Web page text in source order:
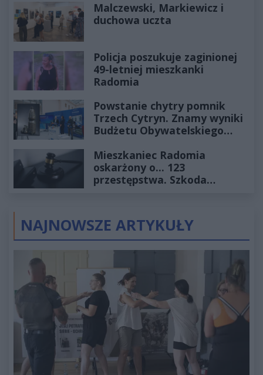
Malczewski, Markiewicz i
duchowa uczta
Policja poszukuje zaginionej
49-letniej mieszkanki
Radomia
Powstanie chytry pomnik
Trzech Cytryn. Znamy wyniki
Budżetu Obywatelskiego
Mieszkaniec Radomia
oskarżony o... 123
przestępstwa. Szkoda
NAJNOWSZE ARTYKUŁY